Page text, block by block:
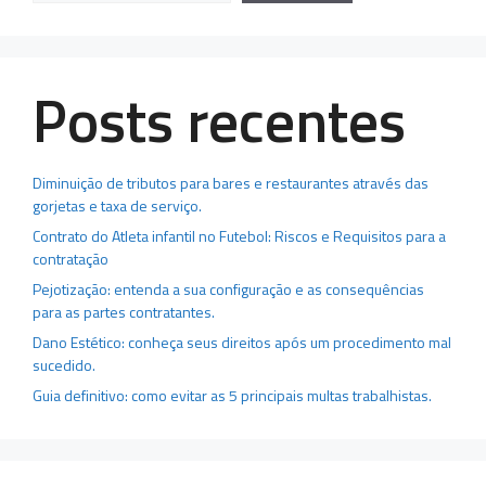
Posts recentes
Diminuição de tributos para bares e restaurantes através das
gorjetas e taxa de serviço.
Contrato do Atleta infantil no Futebol: Riscos e Requisitos para a
contratação
Pejotização: entenda a sua configuração e as consequências
para as partes contratantes.
Dano Estético: conheça seus direitos após um procedimento mal
sucedido.
Guia definitivo: como evitar as 5 principais multas trabalhistas.